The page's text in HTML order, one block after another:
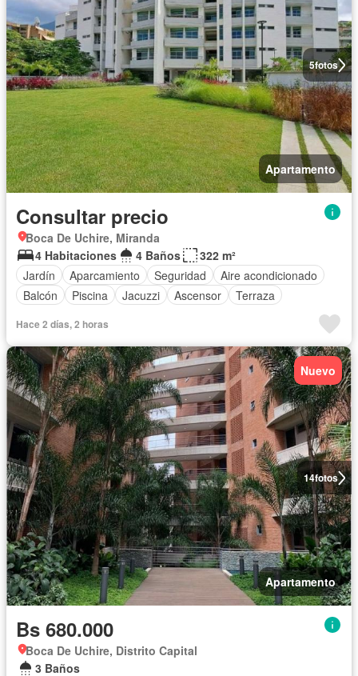
5fotos
Apartamento
Consultar precio
Boca De Uchire, Miranda
4 Habitaciones
4 Baños
322 m²
Jardín
Aparcamiento Seguridad
Aire acondicionado
Balcón
Piscina Jacuzzi Ascensor Terraza
Hace 2 días, 2 horas
14fotos
Nuevo
Apartamento
Bs 680.000
Boca De Uchire, Distrito Capital
3 Baños